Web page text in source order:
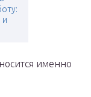
и
именно